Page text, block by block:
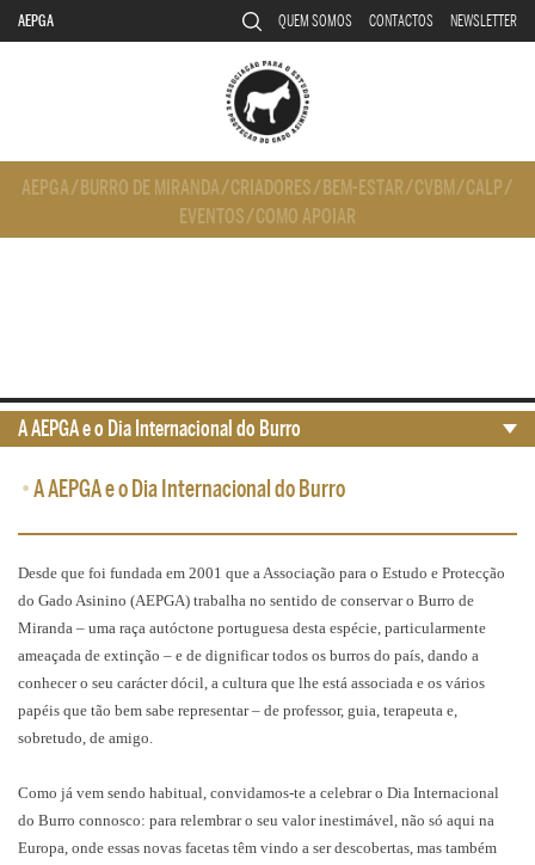
AEPGA QUEM SOMOS CONTACTOS NEWSLETTER
AEPGA/ BURRO DE MIRANDA/CRIADORES/ BEM-ESTAR/CVBM/CALP/
EVENTOS/COMO APOIAR
•A AEPGA e o Dia Internacional do Burro
Desde que foi fundada em 2001 que a Associação para o Estudo e Protecção
do Gado Asinino (AEPGA) trabalha no sentido de conservar o Burro de
Miranda – uma raça autóctone portuguesa desta espécie, particularmente
ameaçada de extinção – e de dignificar todos os burros do país, dando a
conhecer o seu carácter dócil, a cultura que lhe está associada e os vários
papéis que tão bem sabe representar – de professor, guia, terapeuta e,
sobretudo, de amigo.
Como já vem sendo habitual, convidamos-te a celebrar o Dia Internacional
do Burro connosco: para relembrar o seu valor inestimável, não só aqui na
Europa, onde essas novas facetas têm vindo a ser descobertas, mas também
A AEPGA e o Dia Internacional do Burro